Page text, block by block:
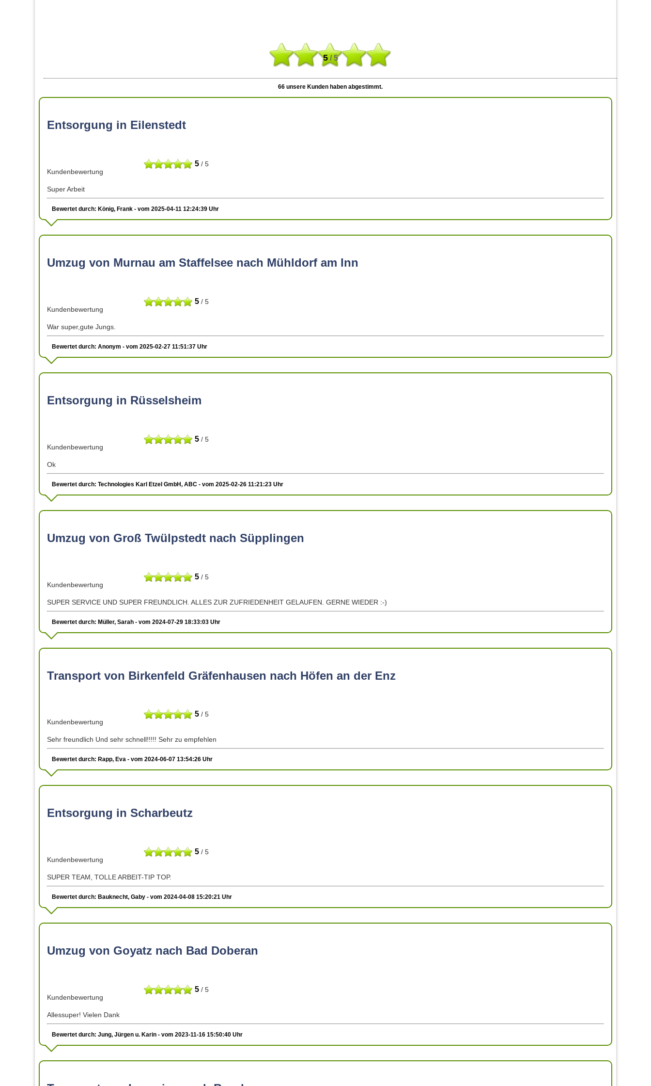
5/ 5
66 unsere Kunden haben abgestimmt.
Entsorgung in Eilenstedt
5 / 5
Kundenbewertung
Super Arbeit
Bewertet durch: König, Frank - vom 2025-04-11 12:24:39 Uhr
Umzug von Murnau am Staffelsee nach Mühldorf am Inn
5 / 5
Kundenbewertung
War super,gute Jungs.
Bewertet durch: Anonym - vom 2025-02-27 11:51:37 Uhr
Entsorgung in Rüsselsheim
5 / 5
Kundenbewertung
Ok
Bewertet durch: Technologies Karl Etzel GmbH, ABC - vom 2025-02-26 11:21:23 Uhr
Umzug von Groß Twülpstedt nach Süpplingen
5 / 5
Kundenbewertung
SUPER SERVICE UND SUPER FREUNDLICH. ALLES ZUR ZUFRIEDENHEIT GELAUFEN. GERNE WIEDER :-)
Bewertet durch: Müller, Sarah - vom 2024-07-29 18:33:03 Uhr
Transport von Birkenfeld Gräfenhausen nach Höfen an der Enz
5 / 5
Kundenbewertung
Sehr freundlich Und sehr schnell!!!!! Sehr zu empfehlen
Bewertet durch: Rapp, Eva - vom 2024-06-07 13:54:26 Uhr
Entsorgung in Scharbeutz
5 / 5
Kundenbewertung
SUPER TEAM, TOLLE ARBEIT-TIP TOP.
Bewertet durch: Bauknecht, Gaby - vom 2024-04-08 15:20:21 Uhr
Umzug von Goyatz nach Bad Doberan
5 / 5
Kundenbewertung
Allessuper! Vielen Dank
Bewertet durch: Jung, Jürgen u. Karin - vom 2023-11-16 15:50:40 Uhr